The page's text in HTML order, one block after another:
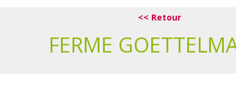
<< Retour
FERME